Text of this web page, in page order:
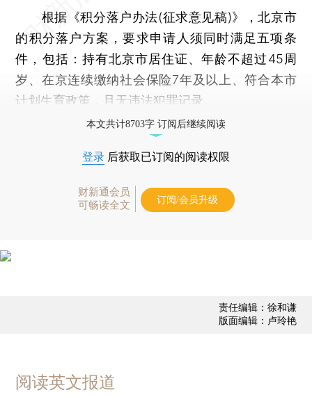
根据《积分落户办法(征求意见稿)》，北京市
的积分落户方案，要求申请人须同时满足五项条
件，包括：持有北京市居住证、年龄不超过45周
岁、在京连续缴纳社会保险7年及以上、符合本市
计划生育政策，且无违法犯罪记录。
本文共计8703字 订阅后继续阅读
登录 后获取已订阅的阅读权限
财新通会员
可畅读全文
订阅/会员升级
责任编辑：徐和谦
版面编辑：卢玲艳
阅读英文报道